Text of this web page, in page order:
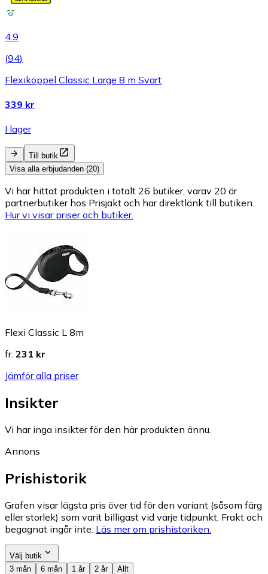
4.9
(94)
Flexikoppel Classic Large 8 m Svart
339 kr
I lager
Till butik
Visa alla erbjudanden (20)
Vi har hittat produkten i totalt 26 butiker, varav 20 är
partnerbutiker hos Prisjakt och har direktlänk till butiken.
Hur vi visar priser och butiker.
Flexi Classic L 8m
fr. 231 kr
Jämför alla priser
Insikter
Vi har inga insikter för den här produkten ännu.
Annons
Prishistorik
Grafen visar lägsta pris över tid för den variant (såsom färg
eller storlek) som varit billigast vid varje tidpunkt. Frakt och
begagnat ingår inte. Läs mer om prishistoriken.
Välj butik
3 mån
6 mån 1 år 2 år Allt